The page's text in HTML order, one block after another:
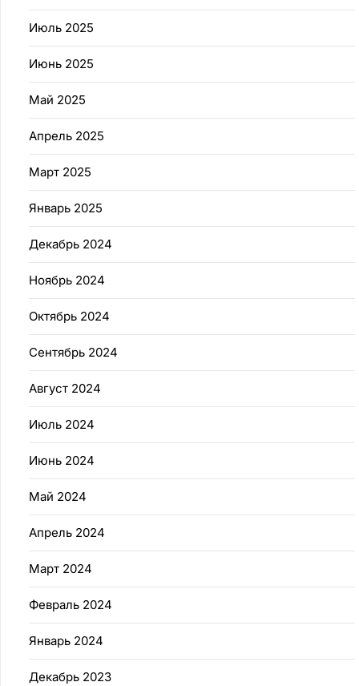
Июль 2025
Июнь 2025
Май 2025
Апрель 2025
Март 2025
Январь 2025
Декабрь 2024
Ноябрь 2024
Октябрь 2024
Сентябрь 2024
Август 2024
Июль 2024
Июнь 2024
Май 2024
Апрель 2024
Март 2024
Февраль 2024
Январь 2024
Декабрь 2023